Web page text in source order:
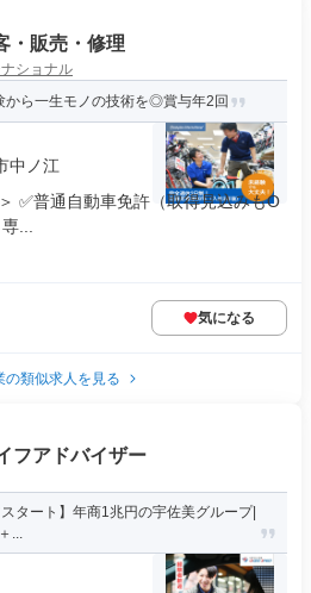
・販売・修理
ショナル
から一生モノの技術を◎賞与年2回
中ノ江
✅普通自動車免許（取得見込みもO
...
気になる
の類似求人を見る
フアドバイザー
タート】年商1兆円の宇佐美グループ|
...